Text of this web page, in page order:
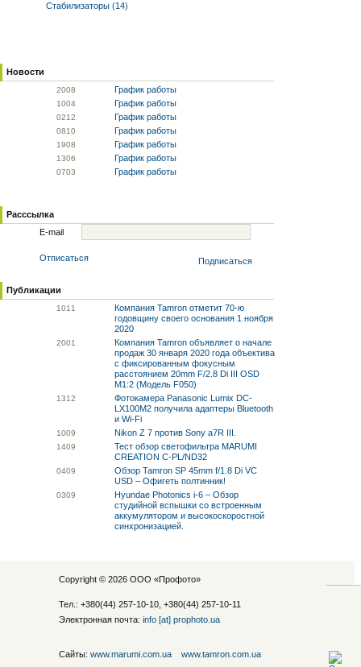
Стабилизаторы (14)
Новости
2008 График работы
1004 График работы
0212 График работы
0810 График работы
1908 График работы
1306 График работы
0703 График работы
Расссылка
E-mail
Отписаться Подписаться
Публикации
1011
Компания Tamron отметит 70-ю
годовщину своего основания 1 ноября
2020
2001
Компания Tamron объявляет о начале
продаж 30 января 2020 года объектива
с фиксированным фокусным
расстоянием 20mm F/2.8 Di III OSD
M1:2 (Модель F050)
1312
Фотокамера Panasonic Lumix DC-
LX100M2 получила адаптеры Bluetooth
и Wi-Fi
1009 Nikon Z 7 против Sony a7R III.
1409
Тест обзор светофильтра MARUMI
CREATION C-PL/ND32
0409
Обзор Tamron SP 45mm f/1.8 Di VC
USD – Офигеть полтинник!
0309
Hyundae Photonics i-6 – Обзор
студийной вспышки со встроенным
аккумулятором и высокоскоростной
синхронизацией.
Copyright © 2026 ООО «Профото»
Тел.: +380(44) 257-10-10, +380(44) 257-10-11
Электронная почта: info [at] prophoto.ua
Сайты: www.marumi.com.ua www.tamron.com.ua